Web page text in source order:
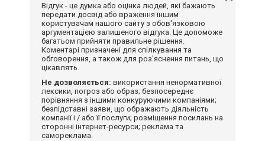
Відгук - це думка або оцінка людей, які бажають
передати досвід або враження іншим
користувачам нашого сайту з обов'язковою
аргументацією залишеного відгука. Це допоможе
багатьом прийняти правильне рішення.
Коментарі призначені для спілкування та
обговорення, а також для роз'яснення питань, що
цікавлять.
Не дозволяється: використання ненормативної
лексики, погроз або образ; безпосереднє
порівняння з іншими конкуруючими компаніями;
безпідставні заяви, що ображають діяльність
компанії і / або її послуги; розміщення посилань на
сторонні інтернет-ресурси; реклама та
самореклама.